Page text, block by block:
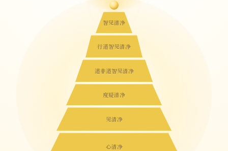
智见清净
行道智见清净
道非道智见清净
度疑清净
见清净
心清净